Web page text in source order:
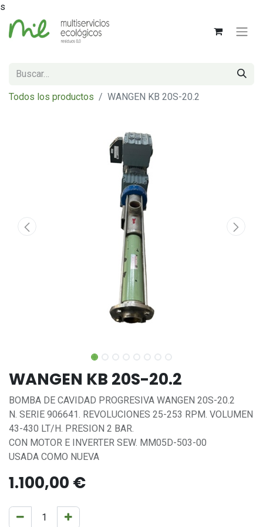
s
Todos los productos WANGEN KB 20S-20.2
WANGEN KB 20S-20.2
BOMBA DE CAVIDAD PROGRESIVA WANGEN 20S-20.2
N. SERIE 906641. REVOLUCIONES 25-253 RPM. VOLUMEN
43-430 LT/H. PRESION 2 BAR.
CON MOTOR E INVERTER SEW. MM05D-503-00
USADA COMO NUEVA
1.100,00 €